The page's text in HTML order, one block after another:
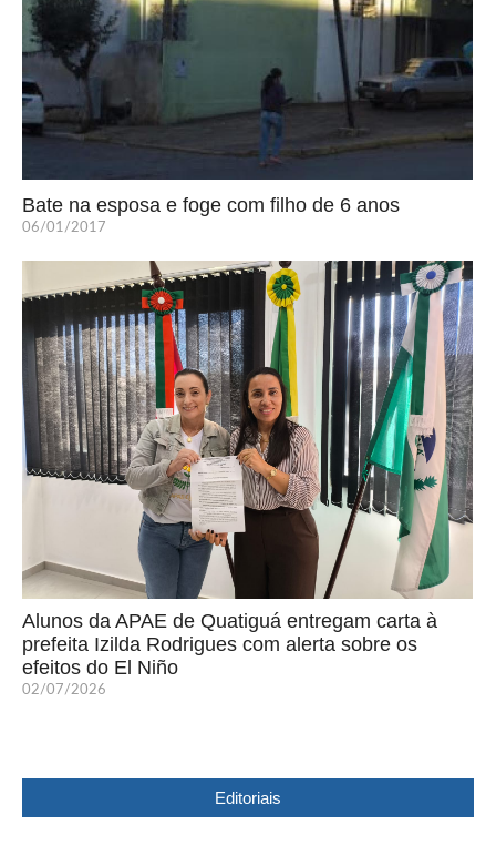
Bate na esposa e foge com filho de 6 anos
06/01/2017
Alunos da APAE de Quatiguá entregam carta à
prefeita Izilda Rodrigues com alerta sobre os
efeitos do El Niño
02/07/2026
Editoriais